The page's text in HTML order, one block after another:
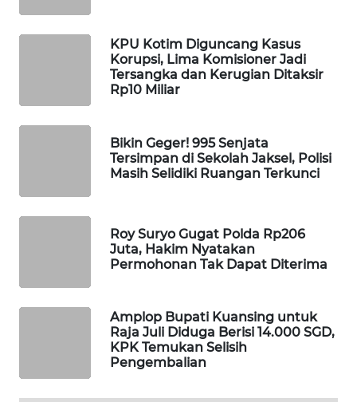
KPU Kotim Diguncang Kasus
Korupsi, Lima Komisioner Jadi
Tersangka dan Kerugian Ditaksir
Rp10 Miliar
Bikin Geger! 995 Senjata
Tersimpan di Sekolah Jaksel, Polisi
Masih Selidiki Ruangan Terkunci
Roy Suryo Gugat Polda Rp206
Juta, Hakim Nyatakan
Permohonan Tak Dapat Diterima
Amplop Bupati Kuansing untuk
Raja Juli Diduga Berisi 14.000 SGD,
KPK Temukan Selisih
Pengembalian
WAHANA
WAHANA
OTOMOTIF